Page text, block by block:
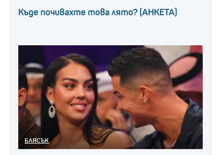
Къде почивахте това лято? (АНКЕТА)
БЛЯСЪК